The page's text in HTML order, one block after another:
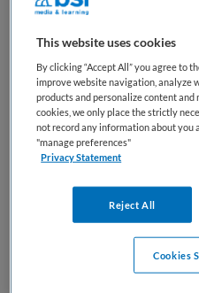
Vacature niet
Deze vacature DBC
meer actueel. Hieronder
vacatures die voor u wellicht
This website uses cookies
By clicking “Accept All” you agree to
improve website navigation, analyze
products and personalize content
cookies, we only place the strictly
not record any information about you
"manage preferences"
Privacy Statement
Reject All
Cookies